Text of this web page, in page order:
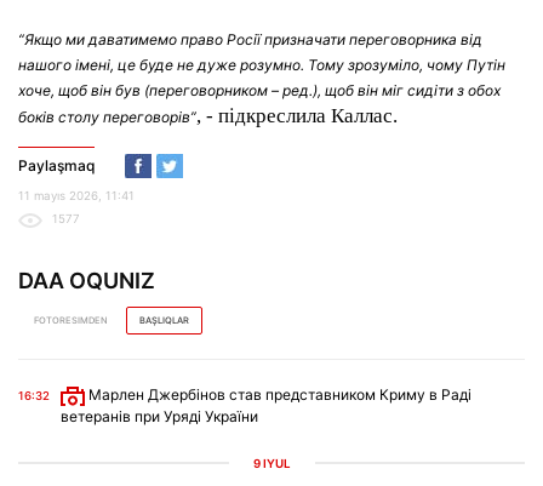
“Якщо ми даватимемо право Росії призначати переговорника від
нашого імені, це буде не дуже розумно. Тому зрозуміло, чому Путін
хоче, щоб він був (переговорником – ред.), щоб він міг сидіти з обох
боків столу переговорів”, - підкреслила Каллас.
Paylaşmaq
11 mayıs 2026, 11:41
1577
DAA OQUNIZ
FOTORESIMDEN BAŞLIQLAR
16:32
Марлен Джербінов став представником Криму в Раді
ветеранів при Уряді України
9 IYÜL